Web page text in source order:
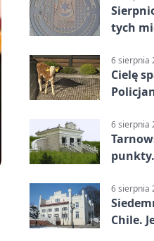
tych
6 sierpnia
Cielę
6 sierpnia
6 sierpnia
Chile.